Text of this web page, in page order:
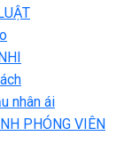
nhân ái
PHÓNG VIÊN